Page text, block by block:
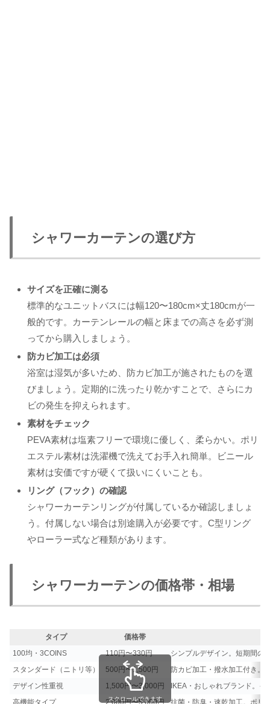
シャワーカーテンの選び方
サイズを正確に測る
標準的なユニットバスには幅120〜180cm×丈180cmが一
般的です。カーテンレールの幅と床までの高さを必ず測
ってから購入しましょう。
防カビ加工は必須
浴室は湿気が多いため、防カビ加工が施されたものを選
びましょう。定期的に洗ったり乾かすことで、さらにカ
ビの発生を抑えられます。
素材をチェック
PEVA素材は塩素フリーで環境に優しく、柔らかい。ポリ
エステル素材は洗濯機で洗えてお手入れ簡単。ビニール
素材は安価ですが硬くて扱いにくいことも。
リング（フック）の確認
シャワーカーテンリングが付属しているか確認しましょ
う。付属しない場合は別途購入が必要です。C型リング
やローラー式など種類があります。
シャワーカーテンの価格帯・相場
タイプ 価格帯
100均・3COINS
110円〜330円
シンプルデザイン。短期間の
スタンダード（ニトリ等）
500円〜1,500円
防カビ加工・撥水加工付き。
デザイン性重視
1,500円〜3,000円
IKEA・おしゃれブランド。イ
高機能タイプ
2,000円〜5,000円 抗菌・防臭・速乾加工。ポリ
スクロールできます